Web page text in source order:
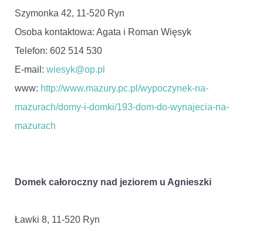
Szymonka 42, 11-520 Ryn
Osoba kontaktowa: Agata i Roman Więsyk
Telefon: 602 514 530
E-mail: wiesyk@op.pl
www: http://www.mazury.pc.pl/wypoczynek-na-
mazurach/domy-i-domki/193-dom-do-wynajecia-na-
mazurach
Domek całoroczny nad jeziorem u Agnieszki
Ławki 8, 11-520 Ryn